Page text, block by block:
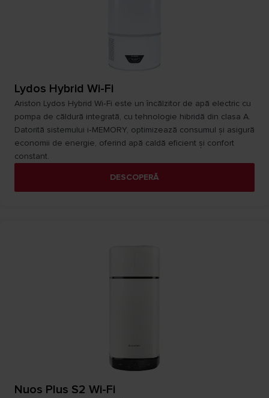
Lydos Hybrid Wi-Fi
Ariston Lydos Hybrid Wi‑Fi este un încălzitor de apă electric cu
pompa de căldură integrată, cu tehnologie hibridă din clasa A.
Datorită sistemului i‑MEMORY, optimizează consumul și asigură
economii de energie, oferind apă caldă eficient și confort
constant.​
DESCOPERĂ
Nuos Plus S2 Wi-Fi